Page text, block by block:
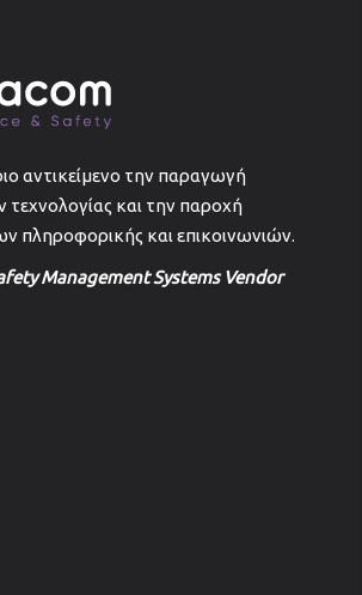
αντικείμενο την παραγωγή
και την παροχή
πληροφορικής και επικοινωνιών.
Management Systems Vendor